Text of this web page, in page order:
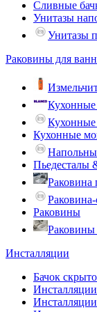
Сливные
Унитазы
Унитазы
Раковины для
Кухонные
Кухонные
Пьедесталы
Раковина
Раковины
Раковины
Инсталляции
Бачок